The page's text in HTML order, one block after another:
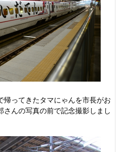
帰ってきたタマにゃんを市長がお
んの写真の前で記念撮影しまし